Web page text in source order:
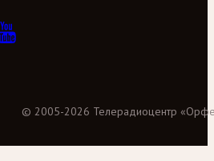
© 2005-2026 Телерадиоцентр